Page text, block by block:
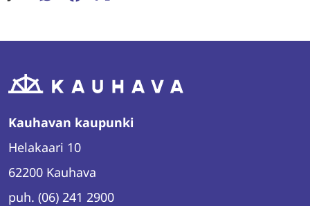
Kauhavan kaupunki
Helakaari 10
62200 Kauhava
puh. (06) 241 2900